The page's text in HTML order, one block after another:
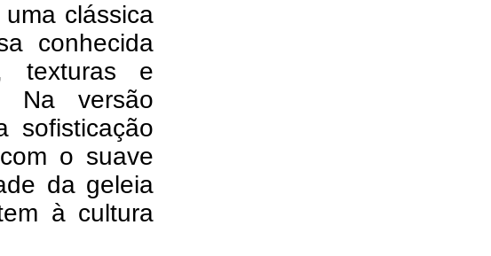
clássica
conhecida
texturas e
Na versão
sofisticação
o suave
da geleia
à cultura